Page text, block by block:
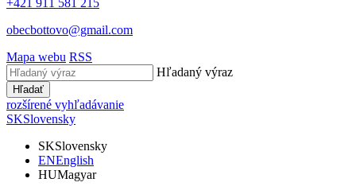
+421 911 581 215
obecbottovo@gmail.com
Mapa webu RSS
Hľadaný výraz
Hľadať
rozšírené vyhľadávanie
SKSlovensky
SKSlovensky
ENEnglish
HUMagyar